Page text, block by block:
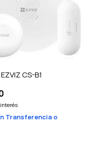
CS-B1
Transferencia o